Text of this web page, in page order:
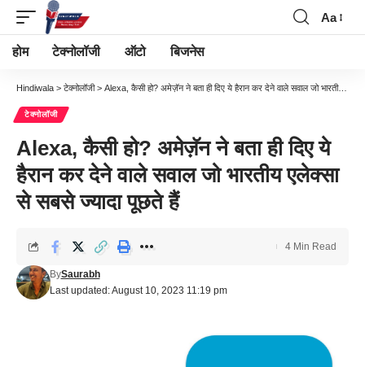
Font
Aa
होम टेक्नोलॉजी ऑटो बिजनेस
Hindiwala > टेक्नोलॉजी> Alexa, कैसी हो? अमेज़ॅन ने बता ही दिए ये हैरान कर देने वाले सवाल जो भारतीय एलेक्सा से सबसे ज्यादा पूछते हैं
टेक्नोलॉजी
Alexa, कैसी हो? अमेज़ॅन ने बता ही दिए ये
हैरान कर देने वाले सवाल जो भारतीय एलेक्सा
से सबसे ज्यादा पूछते हैं
Last updated: August 10, 2023 11:19 pm
BySaurabh
4 Min Read